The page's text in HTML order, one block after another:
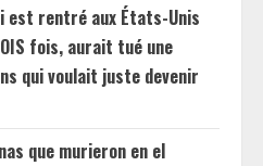
est rentré aux États-Unis
fois, aurait tué une
qui voulait juste devenir
que murieron en el